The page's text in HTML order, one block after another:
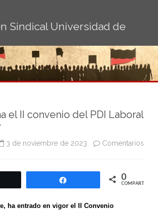
Sindical Universidad de
el II convenio del PDI Laboral
3 de noviembre de 2023
Comentarios
0
COMPARTIR
ha entrado en vigor el II Convenio